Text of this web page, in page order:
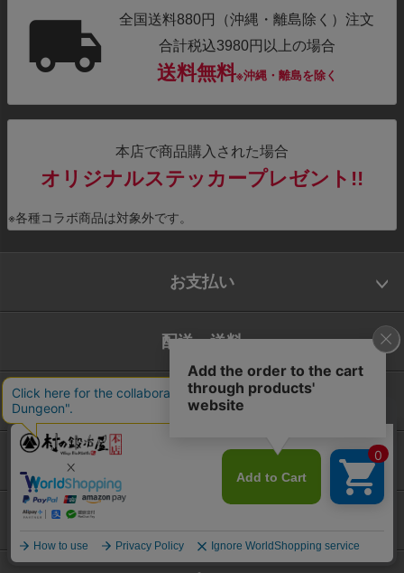
全国送料880円（沖縄・離島除く）注文
合計税込3980円以上の場合
送料無料※沖縄・離島を除く
本店で商品購入された場合
オリジナルステッカープレゼント!!
※各種コラボ商品は対象外です。
お支払い
配送・送料
返品・交換
お問合せ先